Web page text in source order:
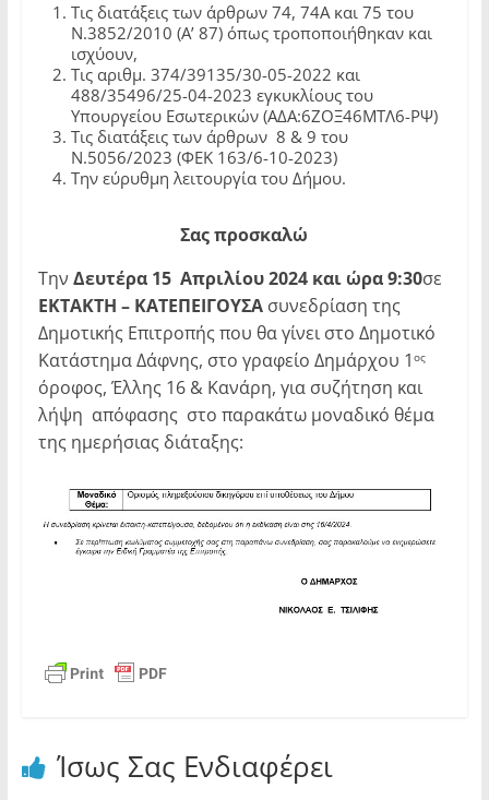
Τις διατάξεις των άρθρων 74, 74Α και 75 του
Ν.3852/2010 (Α’ 87) όπως τροποποιήθηκαν και
ισχύουν,
Τις αριθμ. 374/39135/30-05-2022 και
488/35496/25-04-2023 εγκυκλίους του
Υπουργείου Εσωτερικών (ΑΔΑ:6ΖΟΞ46ΜΤΛ6-ΡΨ)
Τις διατάξεις των άρθρων 8 & 9 του
Ν.5056/2023 (ΦΕΚ 163/6-10-2023)
Την εύρυθμη λειτουργία του Δήμου.
Σας προσκαλώ
Την Δευτέρα 15 Απριλίου 2024 και ώρα 9:30σε
ΕΚΤΑΚΤΗ – ΚΑΤΕΠΕΙΓΟΥΣΑσυνεδρίαση της
Δημοτικής Επιτροπής που θα γίνει στο Δημοτικό
Κατάστημα Δάφνης, στο γραφείο Δημάρχου 1 ος
όροφος, Έλλης 16 & Κανάρη, για συζήτηση και
λήψη απόφασης στο παρακάτω μοναδικό θέμα
της ημερήσιας διάταξης:
Ίσως Σας Ενδιαφέρει